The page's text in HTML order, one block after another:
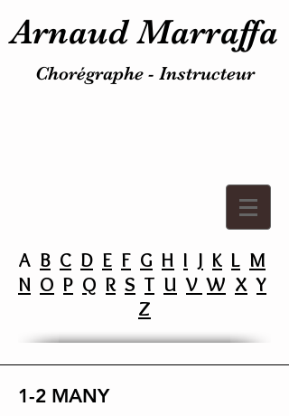
Arnaud Marraffa
Chorégraphe - Instructeur
A B C D E F G H I J K L M
N O P Q R S T U V W X Y
Z
1-2 MANY